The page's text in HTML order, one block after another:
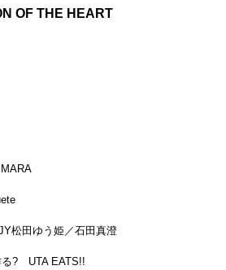
OF THE HEART
松田ゆう姫／石田真澄
る? UTA EATS!!